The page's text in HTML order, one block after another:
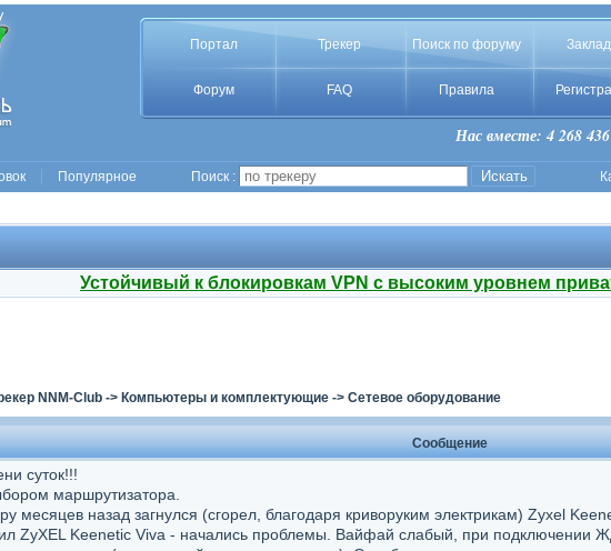
Портал Трекер Поиск по форуму
Форум FAQ Правила
Нас вместе: 4 268 436
Популярное Поиск :
Устойчивый к блокировкам VPN с высоким уровнем
NNM-Club-> Компьютеры и комплектующие-> Сетевое оборудование
Сообщение
суток!!!
маршрутизатора.
месяцев назад загнулся (сгорел, благодаря криворуким электрикам) Zyxel
ZyXEL Keenetic Viva - начались проблемы. Вайфай слабый, при подключении